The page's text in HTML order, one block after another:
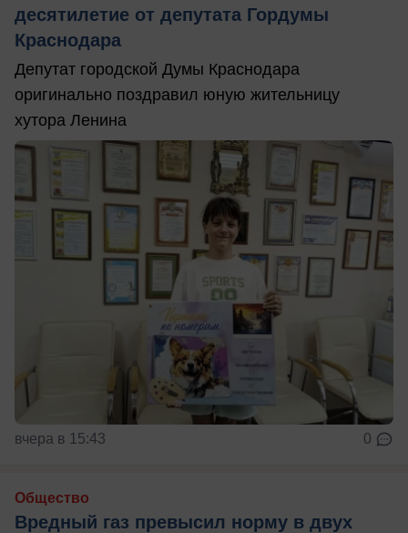
десятилетие от депутата Гордумы
Краснодара
Депутат городской Думы Краснодара
оригинально поздравил юную жительницу
хутора Ленина
вчера в 15:43 0
Общество
Вредный газ превысил норму в двух